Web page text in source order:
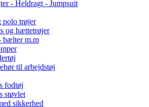
- Heldragt - Jumpsuit
polo trøjer
og hættetrøjer
bælter m.m
til arbejdstøj
fodtøj
støvlet
sikkerhed